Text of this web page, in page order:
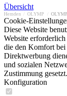
Übersicht
Hemden OLYMP
Cookie-
Diese Website
Website
die den Komfort bei
Direktwerbung
und sozialen
Zustimmung gesetzt.
Konfiguration